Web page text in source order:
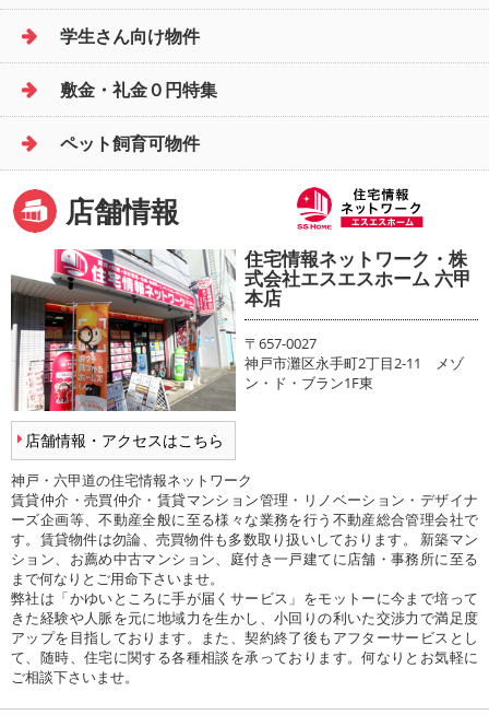
学生さん向け物件
敷金・礼金０円特集
ペット飼育可物件
店舗情報
店舗情報・アクセスはこちら
住宅情報ネットワーク・株
式会社エスエスホーム 六甲
本店
〒657-0027
神戸市灘区永手町2丁目2-11 メゾ
ン・ド・ブラン1F東
神戸・六甲道の住宅情報ネットワーク
賃貸仲介・売買仲介・賃貸マンション管理・リノベーション・デザイナ
ーズ企画等、不動産全般に至る様々な業務を行う不動産総合管理会社で
す。賃貸物件は勿論、売買物件も多数取り扱いしております。 新築マン
ション、お薦め中古マンション、庭付き一戸建てに店舗・事務所に至る
まで何なりとご用命下さいませ。
弊社は「かゆいところに手が届くサービス」をモットーに今まで培って
きた経験や人脈を元に地域力を生かし、小回りの利いた交渉力で満足度
アップを目指しております。また、契約終了後もアフターサービスとし
て、随時、住宅に関する各種相談を承っております。何なりとお気軽に
ご相談下さいませ。